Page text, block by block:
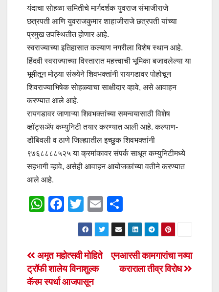
यंदाचा सोहळा समितीचे मार्गदर्शक युवराज संभाजीराजे
छत्रपती आणि युवराजकुमार शाहाजीराजे छत्रपती यांच्या
प्रमुख उपस्थितीत होणार आहे.
स्वराज्याच्या इतिहासात कल्याण नगरीला विशेष स्थान आहे.
हिंदवी स्वराज्याच्या विस्तारात महत्त्वाची भूमिका बजावलेल्या या
भूमीतून मोठ्या संख्येने शिवभक्तांनी रायगडावर पोहोचून
शिवराज्याभिषेक सोहळ्याचा साक्षीदार व्हावे, असे आवाहन
करण्यात आले आहे.
रायगडावर जाणाऱ्या शिवभक्तांच्या समन्वयासाठी विशेष
व्हॉट्सॲप कम्युनिटी तयार करण्यात आली आहे. कल्याण-
डोंबिवली व ठाणे जिल्ह्यातील इच्छुक शिवभक्तांनी
९७६८८८८५२५ या क्रमांकावर संपर्क साधून कम्युनिटीमध्ये
सहभागी व्हावे, असेही आवाहन आयोजकांच्या वतीने करण्यात
आले आहे.
W
s
A
p
F
e
b
o
T
wi
tt
er
E
m
ail
h
ar
e
Post
navigation
एनआरसी कामगारांचा नव्या
कराराला तीव्र विरोध
अमृत महोत्सवी मोहिते
ट्रॉफी शालेय विनाशुल्क
कॅरम स्पर्धा आजपासून